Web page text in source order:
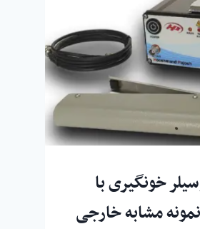
خونگیری با
مشابه خارجی